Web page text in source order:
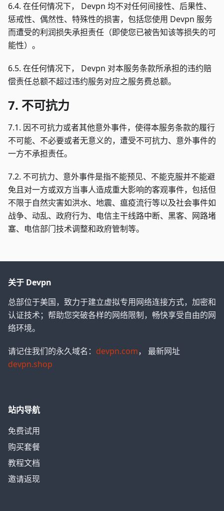
6.4. 在任何情况下， Devpn 均不对任何间接性、后果性、
惩戒性、偶然性、特殊性的损害，包括您使用 Devpn 服务
而遭受的利润损失承担责任（即使您已被告知该等损失的可
能性）。
6.5. 在任何情况下， Devpn 对本服务条款所承担的违约赔
偿责任总额不超过违约服务对应之服务费总额。
7. 不可抗力
7.1. 因不可抗力或者其他意外事件，使得本服务条款的履行
不可能、不必要或者无意义的，遭受不可抗力、意外事件的
一方不承担责任。
7.2. 不可抗力、意外事件是指不能预见、不能克服并不能避
免且对一方或双方当事人造成重大影响的客观事件，包括但
不限于自然灾害如洪水、地震、瘟疫流行等以及社会事件如
战争、动乱、政府行为、电信主干线路中断、黑客、网路堵
塞、电信部门技术调整和政府管制等。
关于 Devpn
总部位于美国，致力于建立虚拟专用网络连接方式，加密和
认证技术；帮助您突破各样的网络限制，畅快享受自由的网
络环境。
请记住我们的永久域名： devpn.com， 最新网址
devpn.shop
站内导航
免费试用
购买套餐
教程文档
邀请返现